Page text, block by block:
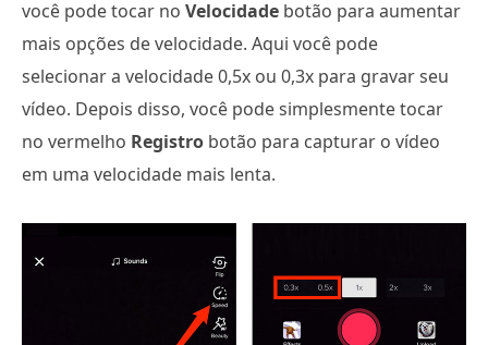
você pode tocar no Velocidade botão para aumentar
mais opções de velocidade. Aqui você pode
selecionar a velocidade 0,5x ou 0,3x para gravar seu
vídeo. Depois disso, você pode simplesmente tocar
no vermelho Registro botão para capturar o vídeo
em uma velocidade mais lenta.